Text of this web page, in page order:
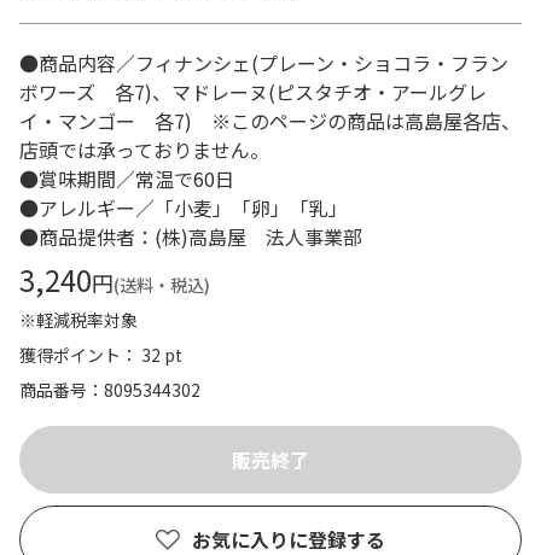
●商品内容／フィナンシェ(プレーン・ショコラ・フラン
ボワーズ 各7)、マドレーヌ(ピスタチオ・アールグレ
イ・マンゴー 各7) ※このページの商品は高島屋各店、
店頭では承っておりません。
●賞味期間／常温で60日
●アレルギー／「小麦」「卵」「乳」
●商品提供者：(株)高島屋 法人事業部
3,240円(送料・税込)
※軽減税率対象
獲得ポイント： 32 pt
商品番号
8095344302
お気に入りに登録する